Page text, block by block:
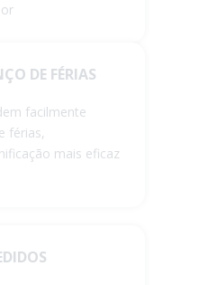
DE FÉRIAS
facilmente
férias,
mais eficaz